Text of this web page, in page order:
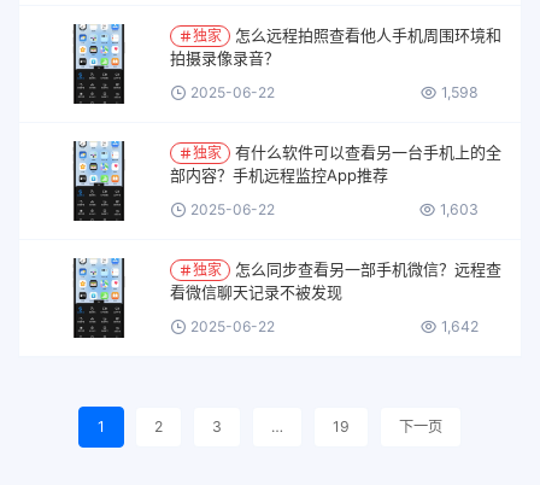
独家
拍摄录像录音？
2025-06-22 1,598
独家
部内容？手机远程监控App推荐
2025-06-22 1,603
独家
看微信聊天记录不被发现
2025-06-22 1,642
1 2 3 … 19 下一页